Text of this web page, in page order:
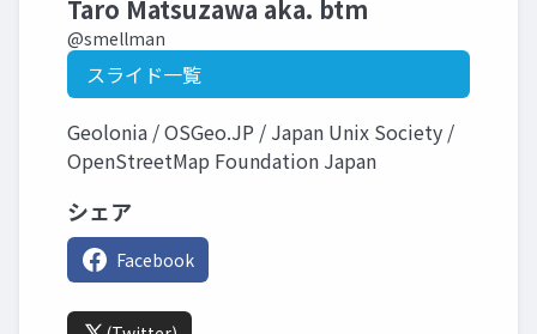
Taro Matsuzawa aka. btm
@smellman
スライド一覧
Geolonia / OSGeo.JP / Japan Unix Society /
OpenStreetMap Foundation Japan
シェア
Facebook